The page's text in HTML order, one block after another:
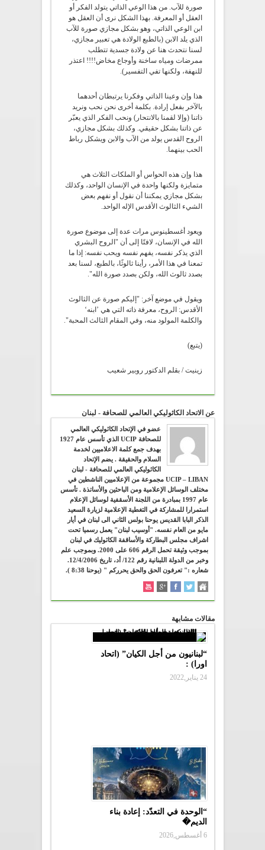
صورة للآب. من هذا الوعي الذاتي يتولد الفكر أو
العقل أو المعرفة. بهذا الشكل نرى أن العقل هو
ابن الوعي الذاتي، وهو بشكل مجازي صورة للآب
الذي يلد الابن (بالطبع الولادة هي تعبير مجازي،
لسنا نتحدث هنا عن ولادة جسدية تتطلب
ممرضات ومياه ساخنة وأوجاع مخاض!!!! اعتذر
للنهفة، ولكنها تفي التفسير).
هذا وإن وعينا الذاتي وفكرنا يرتبطان أحدهما
بالآخر بفعل إرادة. بكلمة أخرى نحن نحب ونريد
ذاتنا (وإلا لقمنا بالانتحار) ونحب الفكر الذي يعبّر
عن ذاتنا بشكل حقيقي. وكذلك بشكل مجازي،
الروح القدس يولد من الآب والابن ويشكل رباط
الحب بينهما.
هذا وإن هذه الحواس أو الملكات الثلاث هي
متمايزة ولكنها واحدة في الإنسان الواحد، وكذلك
بشكل مجازي يمكننا أن نقول أو نفهم بعض
الشيء الثالوث الأقدس الإله الواحد.
ويعود أغسطينوس مرات عدة إلى موضوع صورة
الله في الإنسان، لافتًا إلى أن "الروح البشري
الذي يذكر نفسه، يفهم نفسه ويحب نفسه: إذا ما
تمعنا في هذا الأمر، رأينا ثالوثًا، بالطبع، لسنا بعد
بصدد ثالوث الله، ولكن بصدد صورة الله".
ويقول في موضع آخر: "إليكم صورة عن الثالوث
الأقدس: الروح، معرفة ذاته التي هي ’ابنه‘
والكلمة المولود منه، وفي المقام الثالث المحبة".
(يتبع)
زينيت / بقلم الدكتور روبير شعيب
عن الاتحاد الكاثوليكي العالمي للصحافة - لبنان
عضو في الإتحاد الكاثوليكي العالمي
للصحافة UCIP الذي تأسس عام 1927
بهدف جمع كلمة الاعلاميين لخدمة
السلام والحقيقة . يضم الإتحاد
الكاثوليكي العالمي للصحافة - لبنان
UCIP – LIBAN مجموعة من الإعلاميين الناشطين في
مختلف الوسائل الإعلامية ومن الباحثين والأساتذة . تأسس
عام 1997 بمبادرة من اللجنة الأسقفية لوسائل الإعلام
استمرارا للمشاركة في التغطية الإعلامية لزيارة السعيد
الذكر البابا القديس يوحنا بولس الثاني الى لبنان في أيار
مايو من العام نفسه. "أوسيب لبنان" يعمل رسميا تحت
اشراف مجلس البطاركة والأساقفة الكاثوليك في لبنان
بموجب وثيقة تحمل الرقم 606 على 2000. وبموجب علم
وخبر من الدولة اللبنانية رقم 122/ أد، تاريخ 12/4/2006.
شعاره :" تعرفون الحق والحق يحرركم " (يوحنا 8:38 ).
مقالات مشابهة
“لبنانيون من أجل الكيان” (اتحاد
اورا) :
24 يناير,2022
“الوحدة في التعدّد: إعادة بناء
الديم�
6 أغسطس,2026